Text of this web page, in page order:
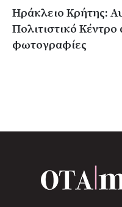
Ηράκλειο Κρήτης:
Πολιτιστικό
φωτογραφίες